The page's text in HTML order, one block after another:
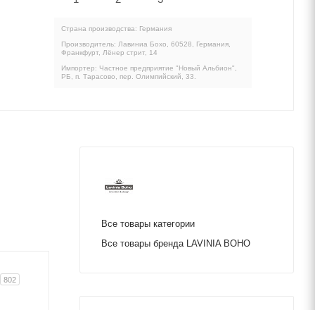
Страна производства: Германия
Производитель: Лавиниа Бохо, 60528, Германия,
Франкфурт, Лёнер стрит, 14
Импортер: Частное предприятие "Новый Альбион",
РБ, п. Тарасово, пер. Олимпийский, 33.
802
Все товары категории
Все товары бренда LAVINIA BOHO